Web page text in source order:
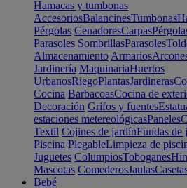
Hamacas y tumbonas
AccesoriosBalancinesTumbonas
Pérgolas CenadoresCarpas
Parasoles SombrillasParasoles
Almacenamiento Armarios
Jardinería MaquinariaHuertos
UrbanosRiegoPlantasJardineras
Cocina BarbacoasCocina de
Decoración Grifos y fuentes
estaciones metereológicasPaneles
Textil Cojines de jardínFundas de
Piscina PlegableLimpieza de
Juguetes ColumpiosToboganes
Mascotas ComederosJaulas
Bebé